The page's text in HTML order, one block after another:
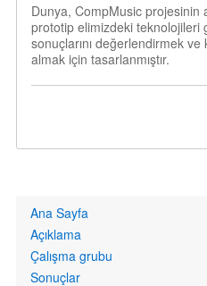
Dunya, CompMusic projesinin
prototip elimizdeki teknolojileri
sonuçlarını değerlendirmek ve
almak için tasarlanmıştır.
Primary
links
Ana Sayfa
Açıklama
Çalışma grubu
Sonuçlar